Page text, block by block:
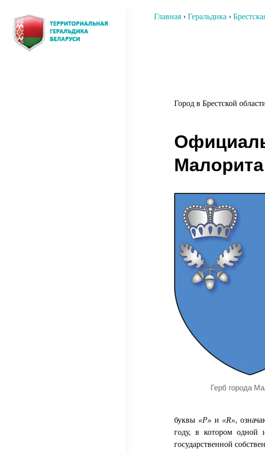
содержимому
Главная› Геральдика ›
Город в Брестской
Малорита
Герб города
буквы «P» и «R»,
году, в котором одной
государственной
записям